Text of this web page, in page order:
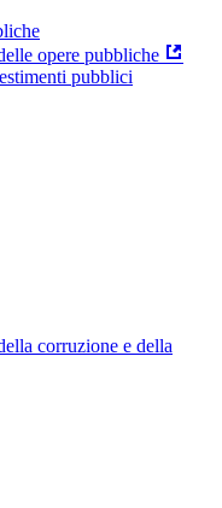
opere pubbliche
pubblici
corruzione e della